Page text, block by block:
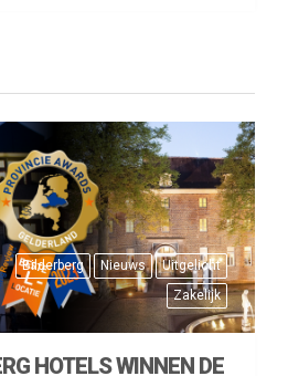
Bilderberg Nieuws
Uitgelicht
Zakelijk
HOTELS WINNEN DE